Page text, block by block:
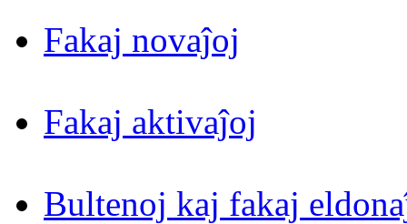
Fakaj novaĵoj
Fakaj aktivaĵoj
Bultenoj kaj fakaj